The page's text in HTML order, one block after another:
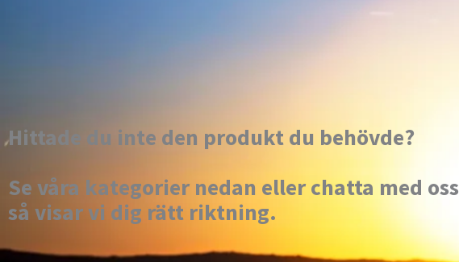
Hittade du inte den produkt du behövde?
Se våra kategorier nedan eller chatta med oss
så visar vi dig rätt riktning.